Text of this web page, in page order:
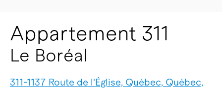
Appartement 311
Le Boréal
311-1137 Route de l'Église, Québec, Québec,